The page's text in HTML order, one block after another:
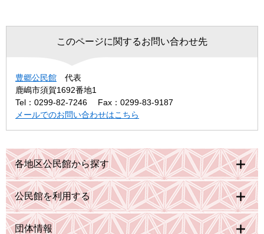
このページに関するお問い合わせ先
豊郷公民館
代表
鹿嶋市須賀1692番地1
Tel：0299-82-7246
Fax：0299-83-9187
メールでのお問い合わせはこちら
各地区公民館から探す
公民館を利用する
団体情報